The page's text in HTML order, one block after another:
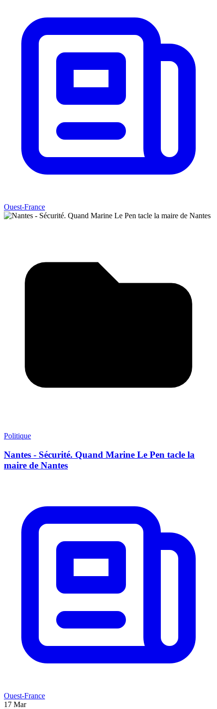
Ouest-France
Politique
Nantes - Sécurité. Quand Marine Le Pen tacle la
maire de Nantes
Ouest-France
17 Mar